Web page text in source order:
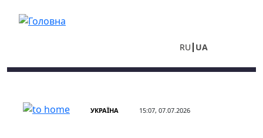
RU UA
УКРАЇНА 15:07, 07.07.2026